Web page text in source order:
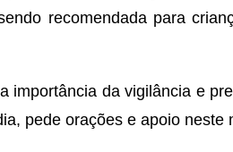
recomendada para
importância da vigilância e
pede orações e apoio neste